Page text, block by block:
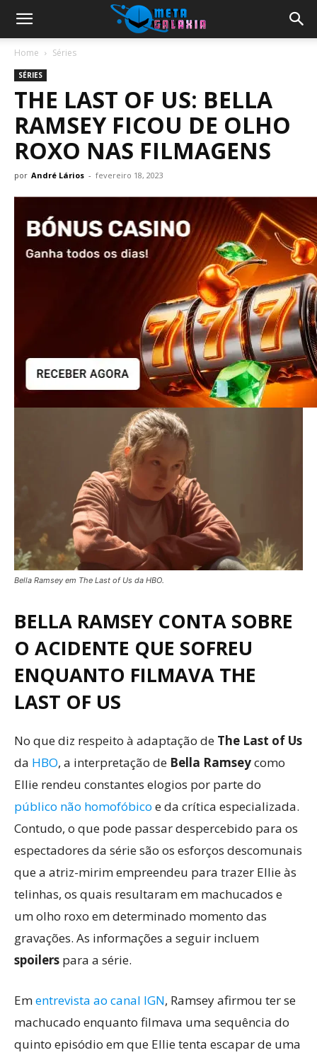
Home Séries
SÉRIES
THE LAST OF US: BELLA
RAMSEY FICOU DE OLHO
ROXO NAS FILMAGENS
por André Lários - fevereiro 18, 2023
Bella Ramsey em The Last of Us da HBO.
BELLA RAMSEY CONTA SOBRE
O ACIDENTE QUE SOFREU
ENQUANTO FILMAVA THE
LAST OF US
No que diz respeito à adaptação de The Last of Us
da HBO, a interpretação de Bella Ramseycomo
Ellie rendeu constantes elogios por parte do
público não homofóbico e da crítica especializada.
Contudo, o que pode passar despercebido para os
espectadores da série são os esforços descomunais
que a atriz-mirim empreendeu para trazer Ellie às
telinhas, os quais resultaram em machucados e
um olho roxo em determinado momento das
gravações. As informações a seguir incluem
spoilers para a série.
Ementrevista ao canal IGN, Ramsey afirmou ter se
machucado enquanto filmava uma sequência do
quinto episódio em que Ellie tenta escapar de uma